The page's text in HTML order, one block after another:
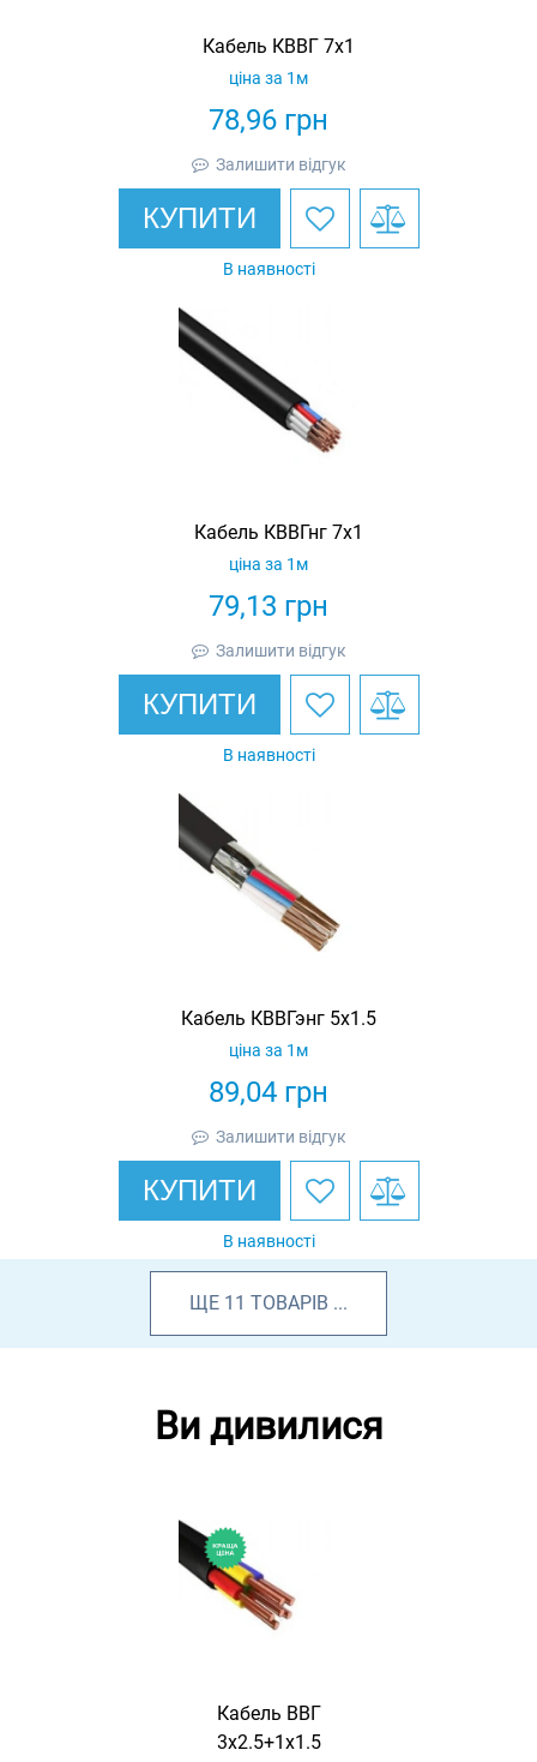
Кабель КВВГ 7х1
78,96 грн
ціна за 1м
Залишити відгук
КУПИТИ
В наявності
Кабель КВВГнг 7х1
79,13 грн
ціна за 1м
Залишити відгук
КУПИТИ
В наявності
Кабель КВВГэнг 5х1.5
89,04 грн
ціна за 1м
Залишити відгук
КУПИТИ
В наявності
ЩЕ 11 ТОВАРІВ ...
Ви дивилися
Кабель ВВГ
3х2.5+1х1.5